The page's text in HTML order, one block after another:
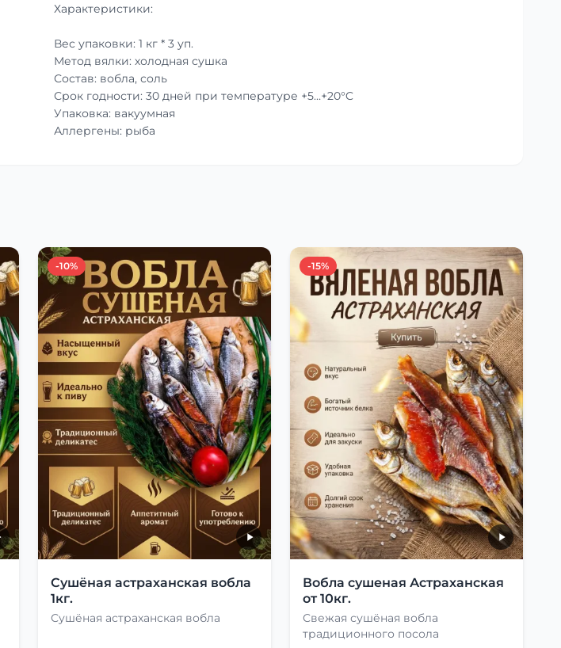
Характеристики:
Вес упаковки: 1 кг * 3 уп.
Метод вялки: холодная сушка
Состав: вобла, соль
Срок годности: 30 дней при температуре +5…+20°C
Упаковка: вакуумная
Аллергены: рыба
-10%
Сушёная астраханская вобла
1кг.
Сушёная астраханская вобла
-15%
Вобла сушеная Астраханская
от 10кг.
Свежая сушёная вобла
традиционного посола